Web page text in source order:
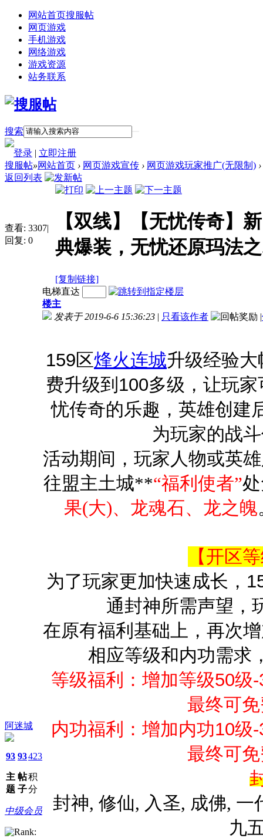
网站首页搜服帖
网页游戏
手机游戏
网络游戏
游戏资源
站务联系
搜索
登录 | 立即注册
搜服帖»网站首页 › 网页游戏宣传 › 网页游戏玩家推广(无限制) ›
返回列表
查看: 3307|
回复: 0
【双线】【无忧传奇】
典爆装，无忧还原玛法
[复制链接]
阿迷城
93
主
题
93
帖
子
423
积
分
中级会员
电梯直达
楼主
发表于 2019-6-6 15:36:23 | 只看该作者 |
159区烽火连城升级经验
费升级到100多级，让玩
忧传奇的乐趣，英雄创建
为玩家的战
活动期间，玩家人物或英
往盟主土城**“福利使者”
果(大)、龙魂石、龙之魄
【开区
为了玩家更加快速成长，
通封神所需声望，
在原有福利基础上，再次
相应等级和内功需求
等级福利： 增加等级50级
最终可
内功福利：增加内功10级
最终可
封神, 修仙, 入圣, 成佛,
九